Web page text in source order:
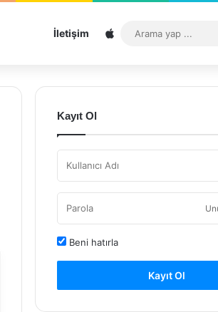
İletişim Sitemap
Kayıt Ol
Beni hatırla
Kayıt Ol